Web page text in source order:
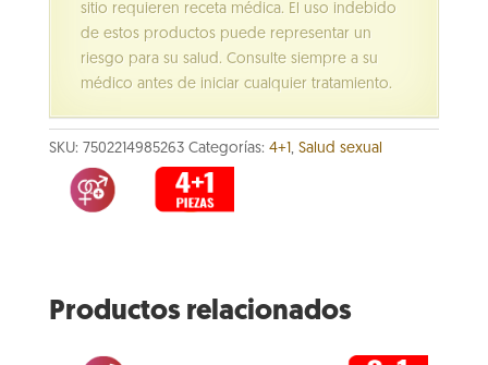
sitio requieren receta médica. El uso indebido
de estos productos puede representar un
riesgo para su salud. Consulte siempre a su
médico antes de iniciar cualquier tratamiento.
SKU: 7502214985263 Categorías: 4+1, Salud sexual
Productos relacionados